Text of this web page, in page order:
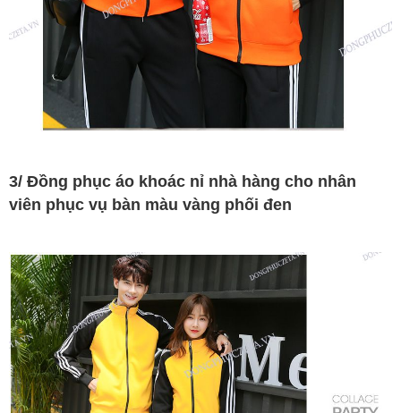
3/ Đồng phục áo khoác nỉ nhà hàng cho nhân
viên phục vụ bàn màu vàng phối đen